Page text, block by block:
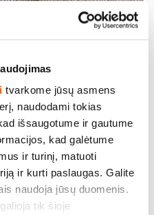
tvarkome jūsų asmens
naudodami tokias
išsaugotume ir gautume
kad galėtume
ir turinį, matuoti
ir kurti paslaugas. Galite
naudoja jūsų duomenis.
tik šioje
245g/m², plotis
kaina su PVM.